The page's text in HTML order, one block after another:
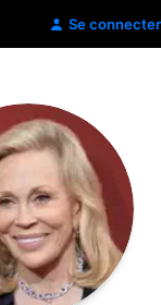
Se connecter